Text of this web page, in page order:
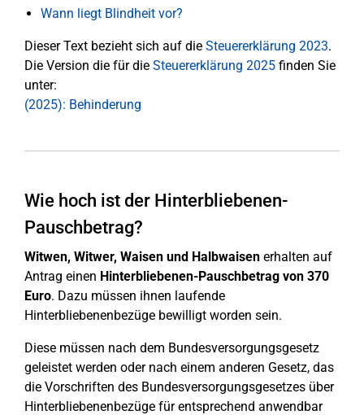
Wann liegt Blindheit vor?
Dieser Text bezieht sich auf die Steuererklärung 2023.
Die Version die für die Steuererklärung 2025 finden Sie
unter:
(2025): Behinderung
Wie hoch ist der Hinterbliebenen-
Pauschbetrag?
Witwen, Witwer, Waisen und Halbwaisen erhalten auf
Antrag einen Hinterbliebenen-Pauschbetrag von 370
Euro. Dazu müssen ihnen laufende
Hinterbliebenenbezüge bewilligt worden sein.
Diese müssen nach dem Bundesversorgungsgesetz
geleistet werden oder nach einem anderen Gesetz, das
die Vorschriften des Bundesversorgungsgesetzes über
Hinterbliebenenbezüge für entsprechend anwendbar